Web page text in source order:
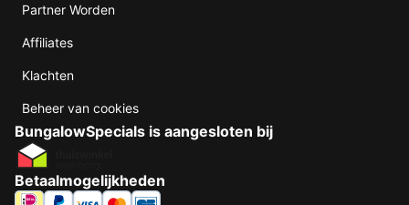
Partner Worden
Affiliates
Klachten
Beheer van cookies
BungalowSpecials is aangesloten bij
Betaalmogelijkheden